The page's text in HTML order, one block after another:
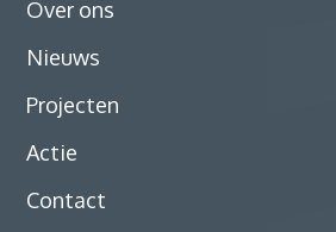
Over ons
Nieuws
Projecten
Actie
Contact